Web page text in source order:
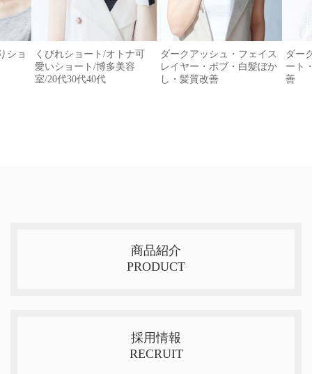
ショ
くびれショート/オトナ可
愛いショート/博多美容
室/20代30代40代
ダークアッシュ・フェイス
レイヤー・ボブ・白髪ぼか
し・髪質改善
ダー
ート
善
商品紹介
PRODUCT
採用情報
RECRUIT